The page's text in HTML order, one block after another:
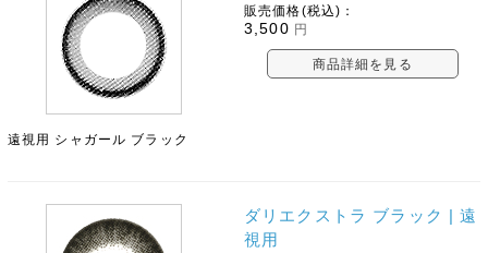
販売価格(税込)：
3,500 円
商品詳細を見る
遠視用 シャガール ブラック
ダリエクストラ ブラック | 遠
視用